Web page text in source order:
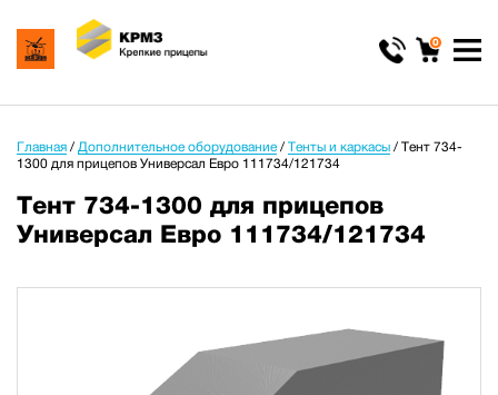
0
Главная / Дополнительное оборудование / Тенты и каркасы / Тент 734-
1300 для прицепов Универсал Евро 111734/121734
Тент 734-1300 для прицепов
Универсал Евро 111734/121734